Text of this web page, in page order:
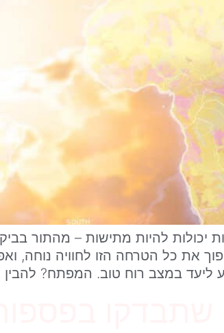
יכולות להיות מתישות – מהתור
כל הטרחה הזו לחוויה נוחה,
ליעד במצב רוח טוב. המפתח?